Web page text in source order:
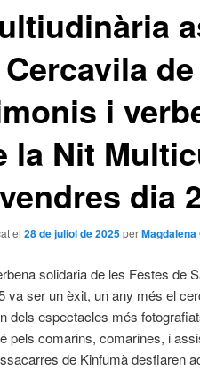
i
la Nit
dia
el 28 de juliol de 2025per
solidaria de les Festes de
va ser un èxit, un any més el
dels espectacles més
pels comarins, comarines, i
de Kinfumà desfiaren